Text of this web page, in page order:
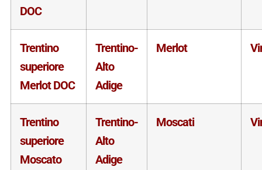
DOC
Trentino
superiore
Merlot DOC
Trentino-
Alto
Adige
Merlot
Trentino
superiore
Moscato
Trentino-
Alto
Adige
Moscati